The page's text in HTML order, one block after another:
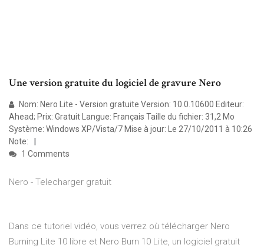
Une version gratuite du logiciel de gravure Nero
Nom: Nero Lite - Version gratuite Version: 10.0.10600 Editeur:
Ahead; Prix: Gratuit Langue: Français Taille du fichier: 31,2 Mo
Système: Windows XP/Vista/7 Mise à jour: Le 27/10/2011 à 10:26
Note:
1 Comments
Nero - Telecharger gratuit
Dans ce tutoriel vidéo, vous verrez où télécharger Nero
Burning Lite 10 libre et Nero Burn 10 Lite, un logiciel gratuit